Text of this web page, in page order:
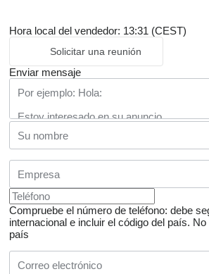
Hora local del vendedor: 13:31 (CEST)
Solicitar una reunión
Enviar mensaje
Compruebe el número de teléfono: debe
internacional e incluir el código del país. No
país